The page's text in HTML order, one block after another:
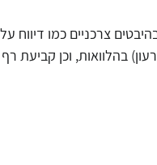
צרכניים כמו דיווח
בהלוואות, וכן קביעת